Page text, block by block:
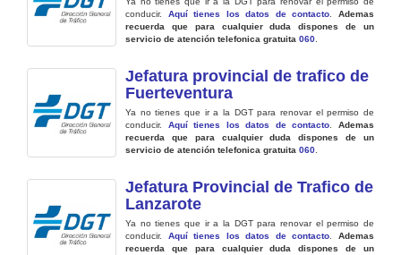
conducir. Aquí tienes los datos de contacto .Ademas
recuerda que para cualquier duda dispones de un
servicio de atención telefonica gratuita 060
Jefatura provincial de trafico de
Fuerteventura
Ya no tienes que ir a la DGT para renovar el permiso de
conducir. Aquí tienes los datos de contacto .Ademas
recuerda que para cualquier duda dispones de un
servicio de atención telefonica gratuita 060
Jefatura Provincial de Trafico de
Lanzarote
Ya no tienes que ir a la DGT para renovar el permiso de
conducir. Aquí tienes los datos de contacto .Ademas
recuerda que para cualquier duda dispones de un